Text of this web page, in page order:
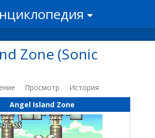
Zone (Sonic
Просмотр
История
Angel Island Zone